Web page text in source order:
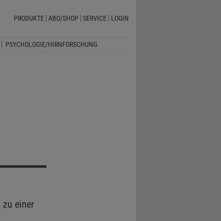
PRODUKTE ABO/SHOP SERVICE LOGIN
PSYCHOLOGIE/HIRNFORSCHUNG
zu einer